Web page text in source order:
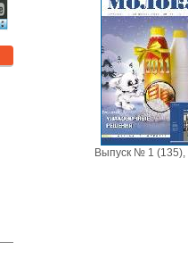
Выпуск № 1 (135),